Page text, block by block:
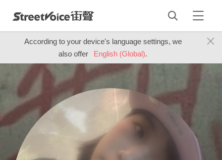
According to your device's language settings, we
also offer
English (Global).